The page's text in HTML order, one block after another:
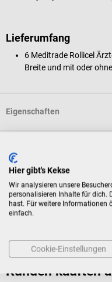
Lieferumfang
6 Meditrade Rollicel
Breite und mit oder
Eigenschaften
Dokumente
Kunden kauften
Hier gibt's Kekse
Wir analysieren unsere
personalisieren Inhalte für dich.
hast. Für weitere Informationen
einfach.
Cookie-Einstellungen